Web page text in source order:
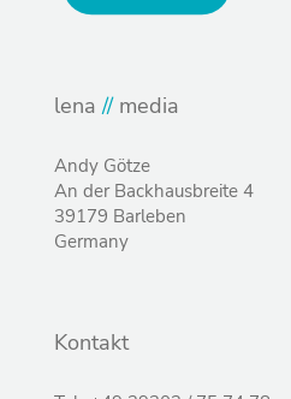
lena//media
Andy Götze
An der Backhausbreite 4
39179 Barleben
Germany
Kontakt